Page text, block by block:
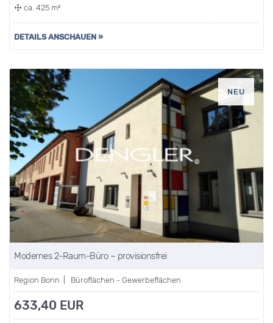
ca. 425 m²
DETAILS ANSCHAUEN »
NEU
Modernes 2-Raum-Büro – provisionsfrei
Region Bonn | Büroflächen - Gewerbeflächen
633,40 EUR